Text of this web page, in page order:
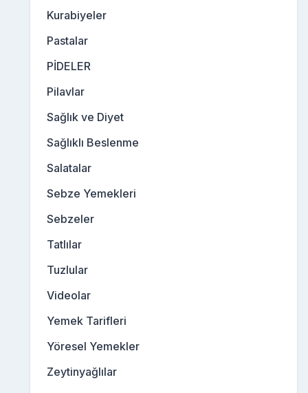
Kurabiyeler
Pastalar
PİDELER
Pilavlar
Sağlık ve Diyet
Sağlıklı Beslenme
Salatalar
Sebze Yemekleri
Sebzeler
Tatlılar
Tuzlular
Videolar
Yemek Tarifleri
Yöresel Yemekler
Zeytinyağlılar